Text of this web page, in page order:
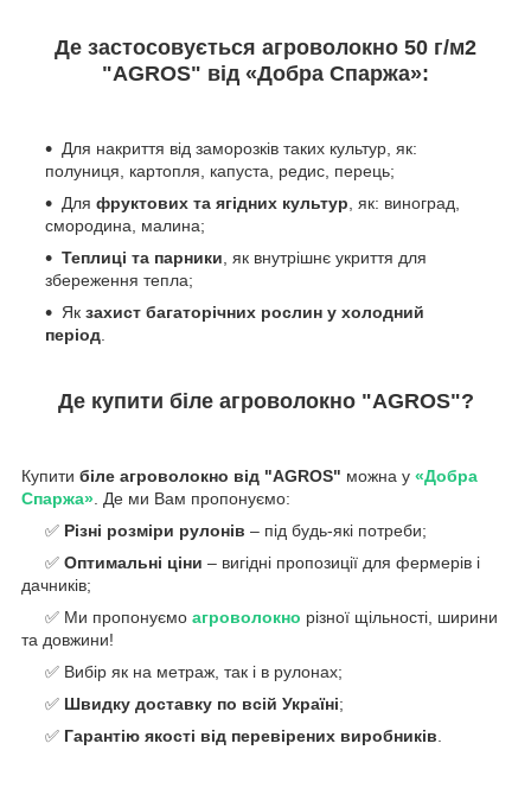
Де застосовується агроволокно 50 г/м2
"AGROS" від «Добра Спаржа»:
Для накриття від заморозків таких культур, як:
полуниця, картопля, капуста, редис, перець;
Для фруктових та ягідних культур , як: виноград,
смородина, малина;
Теплиці та парники , як внутрішнє укриття для
збереження тепла;
Як захист багаторічних рослин у холодний
період
Де купити біле агроволокно "AGROS"?
Купити біле агроволокно від "AGROS" можна у «Добра
Спаржа» . Де ми Вам пропонуємо:
✅ Різні розміри рулонів – під будь-які потреби;
✅ Оптимальні ціни – вигідні пропозиції для фермерів і
дачників;
✅ Ми пропонуємо агроволокно різної щільності, ширини
та довжини!
✅ Вибір як на метраж, так і в рулонах;
✅ Швидку доставку по всій Україні;
✅ Гарантію якості від перевірених виробників